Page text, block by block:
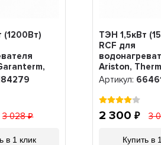
(1200Вт)
R184279
3 028
в 1 клик
ТЭН 1,5кВт
RCF для
Ariston,
под анод М6,
Артикул:
2 300 3
Купить в